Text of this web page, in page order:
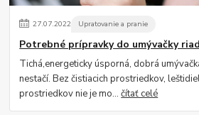
27.07.2022 Upratovanie a pranie
Potrebné prípravky do umývačky
Tichá,energeticky úsporná, dobrá
nestačí. Bez čistiacich prostriedkov,
prostriedkov nie je mo...čítať celé